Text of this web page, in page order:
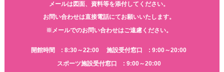
メールは図面、資料等を添付してください。
お問い合わせは直接電話にてお願いいたします。
※メールでのお問い合わせはご遠慮ください。
開館時間 : 8:30～22:00
施設受付窓口 : 9:00～20:00
スポーツ施設受付窓口 : 9:00～20:00